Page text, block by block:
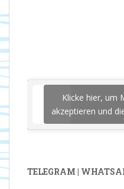
Klicke hier, um
akzeptieren und
TELEGRAM |